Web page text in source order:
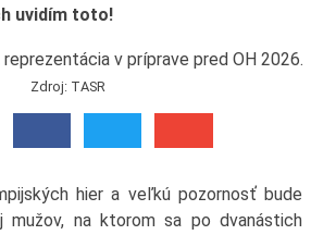
uvidím toto!
Zdroj: TASR
hier a veľkú pozornosť bude
mužov, na ktorom sa po dvanástich